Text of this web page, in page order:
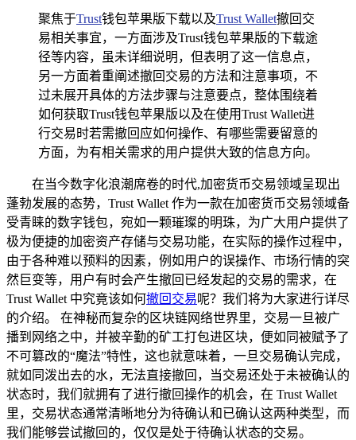
聚焦于Trust钱包苹果版下载以及Trust Wallet撤回交
易相关事宜，一方面涉及Trust钱包苹果版的下载途
径等内容，虽未详细说明，但表明了这一信息点，
另一方面着重阐述撤回交易的方法和注意事项，不
过未展开具体的方法步骤与注意要点，整体围绕着
如何获取Trust钱包苹果版以及在使用Trust Wallet进
行交易时若需撤回应如何操作、有哪些需要留意的
方面，为有相关需求的用户提供大致的信息方向。
在当今数字化浪潮席卷的时代,加密货币交易领域呈现出
蓬勃发展的态势，Trust Wallet 作为一款在加密货币交易领域备
受青睐的数字钱包，宛如一颗璀璨的明珠，为广大用户提供了
极为便捷的加密资产存储与交易功能，在实际的操作过程中，
由于各种难以预料的因素，例如用户的误操作、市场行情的突
然巨变等，用户有时会产生撤回已经发起的交易的需求，在
Trust Wallet 中究竟该如何撤回交易呢？我们将为大家进行详尽
的介绍。 在神秘而复杂的区块链网络世界里，交易一旦被广
播到网络之中，并被辛勤的矿工打包进区块，便如同被赋予了
不可篡改的“魔法”特性，这也就意味着，一旦交易确认完成，
就如同泼出去的水，无法直接撤回，当交易还处于未被确认的
状态时，我们就拥有了进行撤回操作的机会，在 Trust Wallet
里，交易状态通常清晰地分为待确认和已确认这两种类型，而
我们能够尝试撤回的，仅仅是处于待确认状态的交易。